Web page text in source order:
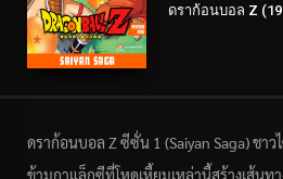
ดราก้อนบอล Z
ดราก้อนบอล Z ซีซั่น 1 (Saiyan Saga) ชาว
ข้ามกาแล็กซีที่โหดเหี้ยมเหล่านี้สร้างเส้นท